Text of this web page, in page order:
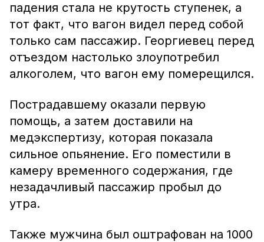
падения стала не крутость ступенек, а
тот факт, что вагон видел перед собой
только сам пассажир. Георгиевец перед
отъездом настолько злоупотребил
алкоголем, что вагон ему померещился.
Пострадавшему оказали первую
помощь, а затем доставили на
медэкспертизу, которая показала
сильное опьянение. Его поместили в
камеру временного содержания, где
незадачливый пассажир пробыл до
утра.
Также мужчина был оштрафован на 1000